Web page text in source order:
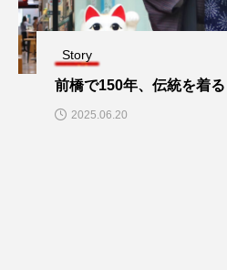
Story
前橋で150年、伝統を着る
2025.06.20